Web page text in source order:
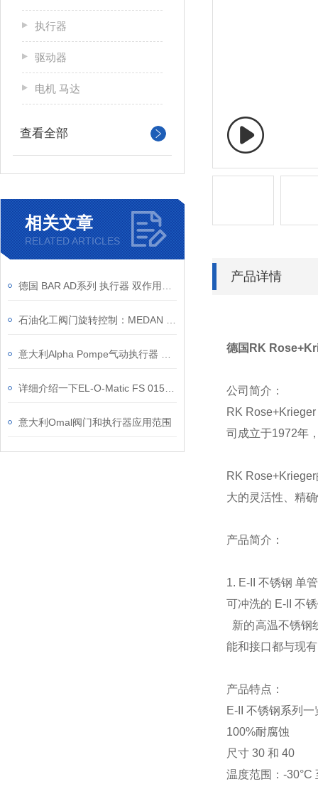
执行器
驱动器
电机 马达
查看全部
相关文章
RELATED ARTICLES
意大利Omal阀门和执行器应用范围
产品详情
德国RK
公司简介：
RK
司成立于1972年
RK
大的灵活性、精
产品简介：
1. E-II 不锈钢 单
可冲洗的 E-II 不
新的高温不锈钢
能和接口都与现
产品特点：
E-II 不锈钢系列一
100%耐腐蚀
尺寸 30 和 40
温度范围：-30°C